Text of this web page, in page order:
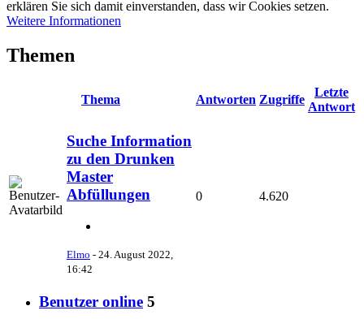
erklären Sie sich damit einverstanden, dass wir Cookies setzen.
Weitere Informationen
Themen
Thema Antworten Zugriffe
Letzte
Antwort
Suche Information
zu den Drunken
Master
Abfüllungen
Elmo - 24. August 2022,
16:42
0 4.620
Benutzer online 5